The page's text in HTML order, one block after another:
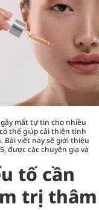
mất tự tin cho nhiều
thể giúp cải thiện tình
Bài viết này sẽ giới thiệu
được các chuyên gia và
tố cần
trị thâm